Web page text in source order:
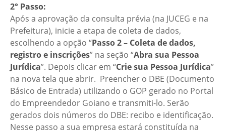
2° Passo:
Após a aprovação da consulta prévia (na JUCEG e na
Prefeitura), inicie a etapa de coleta de dados,
escolhendo a opção “Passo 2 – Coleta de dados,
registro e inscrições” na seção “Abra sua Pessoa
Jurídica”. Depois clicar em “Crie sua Pessoa Jurídica”
na nova tela que abrir. Preencher o DBE (Documento
Básico de Entrada) utilizando o GOP gerado no Portal
do Empreendedor Goiano e transmiti-lo. Serão
gerados dois números do DBE: recibo e identificação.
Nesse passo a sua empresa estará constituída na